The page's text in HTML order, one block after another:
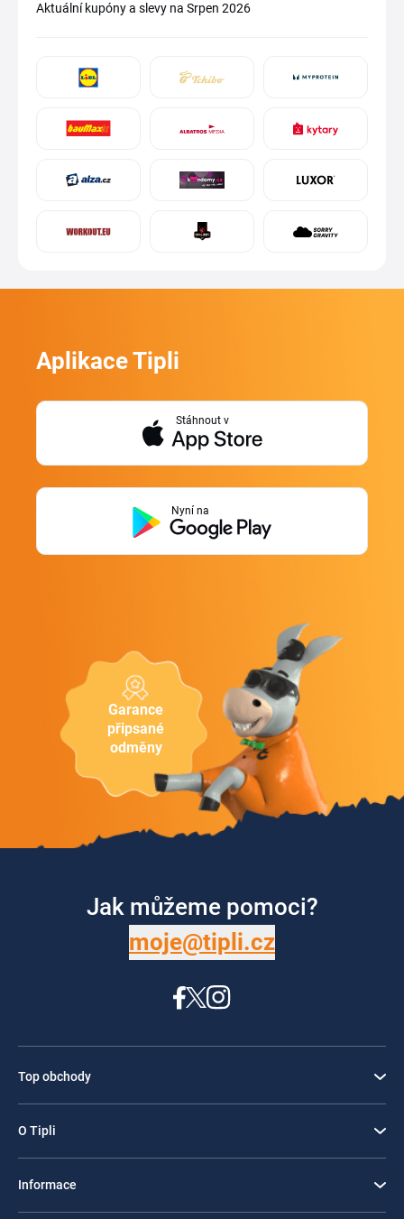
Aktuální kupóny a slevy na Srpen 2026
Garance
připsané
odměny
Aplikace Tipli
Stáhnout v
Nyní na
Jak můžeme pomoci?
moje@tipli.cz
Top obchody
O Tipli
Informace